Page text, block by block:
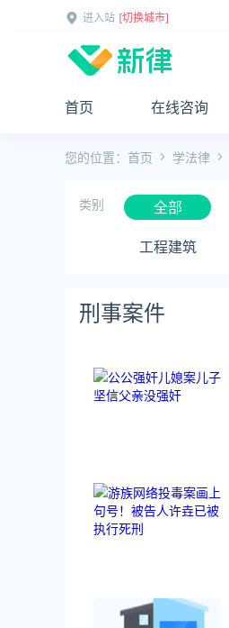
进入站 [切换城市]
首页 在线咨询
您的位置： 首页 学法律
类别 全部
工程建筑
刑事案件